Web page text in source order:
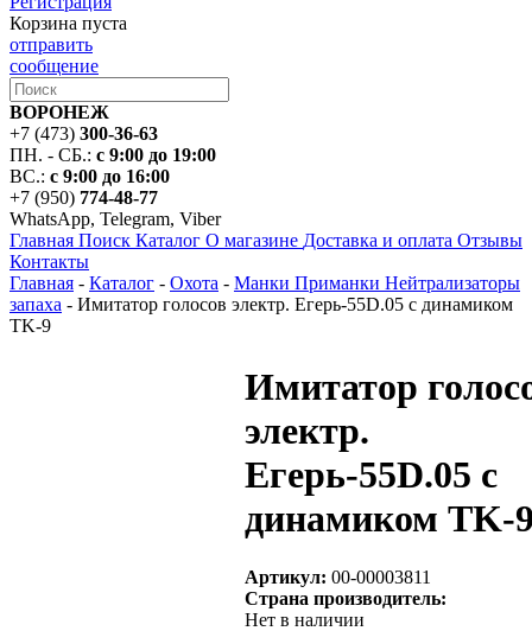
Корзина пуста
отправить
сообщение
ВОРОНЕЖ
+7 (473) 300-36-63
ПН. - СБ.: с 9:00 до 19:00
ВС.: с 9:00 до 16:00
+7 (950) 774-48-77
WhatsApp, Telegram, Viber
Главная Поиск Каталог О магазине Доставка и оплата Отзывы
Контакты
Главная - Каталог - Охота - Манки Приманки Нейтрализаторы
запаха - Имитатор голосов электр. Егерь-55D.05 с динамиком
TK-9
Имитатор
электр.
Егерь-55D.05 с
динамиком TK-
Артикул: 00-00003811
Страна производитель:
Нет в наличии